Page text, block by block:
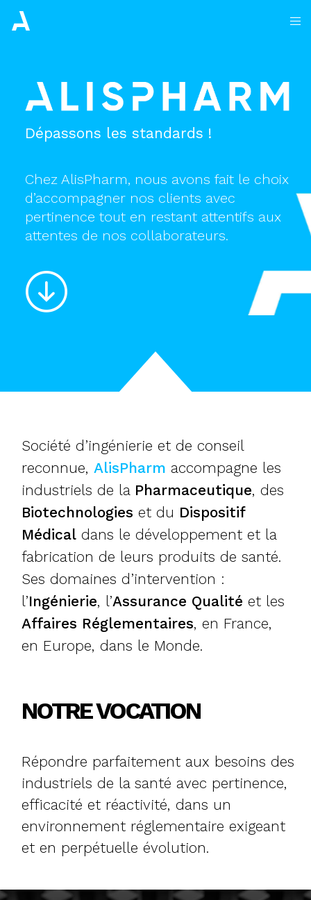
Dépassons les standards !
Chez AlisPharm, nous avons fait le choix
d’accompagner nos clients avec
pertinence tout en restant attentifs aux
attentes de nos collaborateurs.
Société d’ingénierie et de conseil
reconnue,AlisPharm accompagne les
industriels de la Pharmaceutique, des
Biotechnologies et du Dispositif
Médical dans le développement et la
fabrication de leurs produits de santé.
Ses domaines d’intervention :
l’Ingénierie, l’Assurance Qualité et les
Affaires Réglementaires, en France,
en Europe, dans le Monde.
NOTRE VOCATION
Répondre parfaitement aux besoins des
industriels de la santé avec pertinence,
efficacité et réactivité, dans un
environnement réglementaire exigeant
et en perpétuelle évolution.